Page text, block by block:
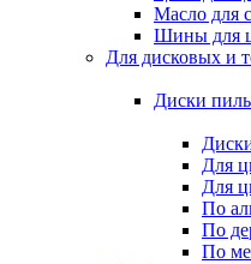
Масло для
Шины для
Для дисковых и
Диски
Для
Для
По
По
По